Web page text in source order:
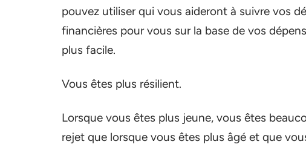
pouvez utiliser qui vous aideront à suivre vos
financières pour vous sur la base de vos
plus facile.
Vous êtes plus résilient.
Lorsque vous êtes plus jeune, vous êtes
rejet que lorsque vous êtes plus âgé et que